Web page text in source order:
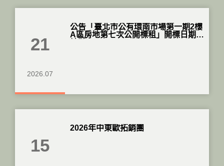
21
2026.07
公告「臺北市公有環南市場第一期2樓
A區房地第七次公開標租」開標日期及
15
2026年中東歐拓銷團